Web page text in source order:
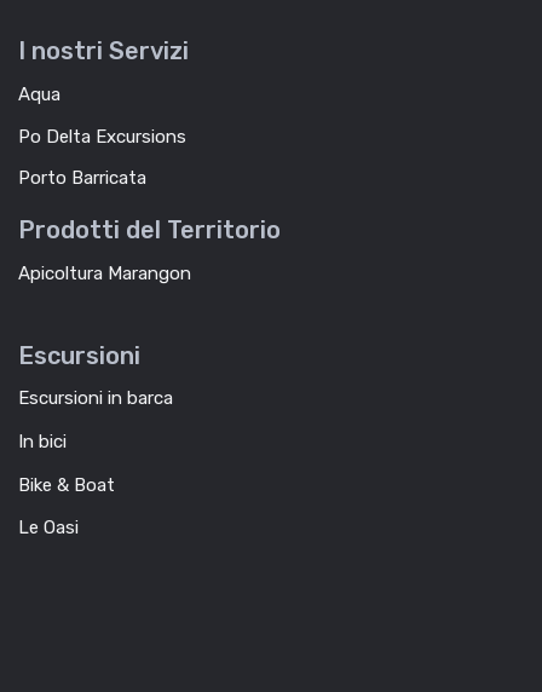
I nostri Servizi
Aqua
Po Delta Excursions
Porto Barricata
Prodotti del Territorio
Apicoltura Marangon
Escursioni
Escursioni in barca
In bici
Bike & Boat
Le Oasi